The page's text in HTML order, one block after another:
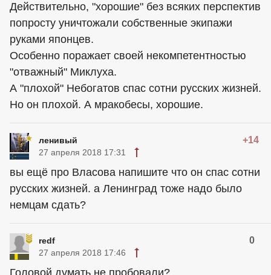
Действительно, "хорошие" без всяких перспектив
попросту уничтожали собственные экипажи
руками японцев.
Особенно поражает своей некомпетентностью
"отважный" Миклуха.
А "плохой" Небогатов спас сотни русских жизней.
Но он плохой. А мракобесы, хорошие.
ленивый +14
27 апреля 2018 17:31
вы ещё про Власова напишите что он спас сотни
русских жизней. а Ленинград тоже надо было
немцам сдать?
redf 0
27 апреля 2018 17:46
Головой думать не пробовали?